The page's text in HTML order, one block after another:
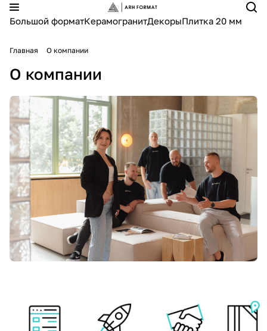
Большой форматКерамогранитДекорыПлитка 20 мм
Главная О компании
О компании